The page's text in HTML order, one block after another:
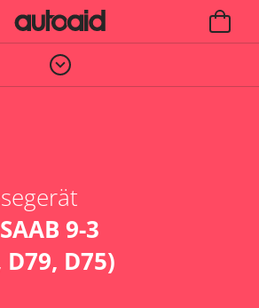
SAAB 9-3
D79, D75)